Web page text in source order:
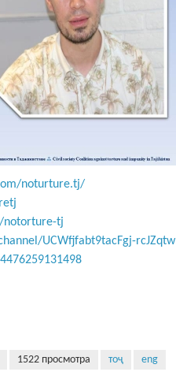
noturture.tj/
notorture-tj
UCWfjfabt9tacFgj-rcJZqtw
1522 просмотра тоҷ eng